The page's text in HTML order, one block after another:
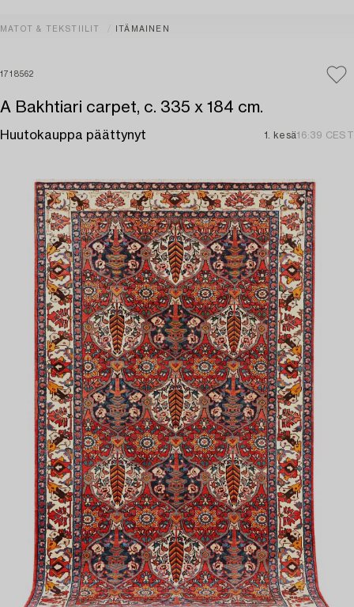
MATOT & TEKSTIILIT ITÄMAINEN
1718562
A Bakhtiari carpet, c. 335 x 184 cm.
Huutokauppa päättynyt 1. kesä16:39 CEST